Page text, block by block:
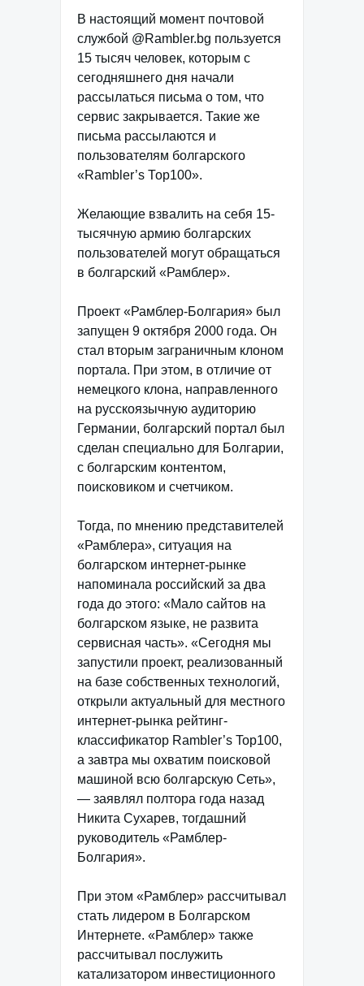
В настоящий момент почтовой
службой @Rambler.bg пользуется
15 тысяч человек, которым с
сегодняшнего дня начали
рассылаться письма о том, что
сервис закрывается. Такие же
письма рассылаются и
пользователям болгарского
«Rambler’s Тор100».
Желающие взвалить на себя 15-
тысячную армию болгарских
пользователей могут обращаться
в болгарский «Рамблер».
Проект «Рамблер-Болгария» был
запущен 9 октября 2000 года. Он
стал вторым заграничным клоном
портала. При этом, в отличие от
немецкого клона, направленного
на русскоязычную аудиторию
Германии, болгарский портал был
сделан специально для Болгарии,
с болгарским контентом,
поисковиком и счетчиком.
Тогда, по мнению представителей
«Рамблера», ситуация на
болгарском интернет-рынке
напоминала российский за два
года до этого: «Мало сайтов на
болгарском языке, не развита
сервисная часть». «Сегодня мы
запустили проект, реализованный
на базе собственных технологий,
открыли актуальный для местного
интернет-рынка рейтинг-
классификатор Rambler’s Top100,
а завтра мы охватим поисковой
машиной всю болгарскую Сеть»,
— заявлял полтора года назад
Никита Сухарев, тогдашний
руководитель «Рамблер-
Болгария».
При этом «Рамблер» рассчитывал
стать лидером в Болгарском
Интернете. «Рамблер» также
рассчитывал послужить
катализатором инвестиционного